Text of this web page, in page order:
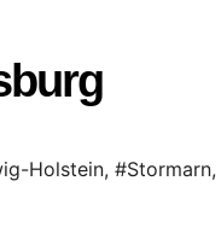
Holstein, #Stormarn,